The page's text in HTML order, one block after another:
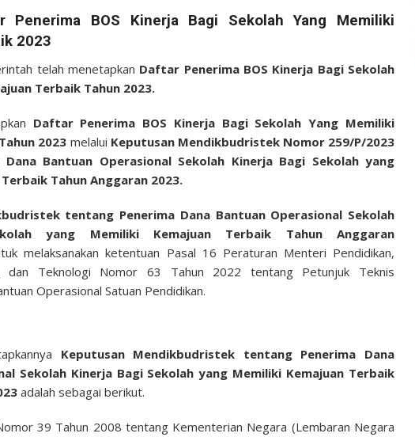
Penerima BOS Kinerja Bagi Sekolah Yang Memiliki
2023
telah menetapkan Daftar Penerima BOS Kinerja Bagi Sekolah
Terbaik Tahun 2023.
Daftar Penerima BOS Kinerja Bagi Sekolah Yang Memiliki
2023 melalui Keputusan Mendikbudristek Nomor 259/P/2023
Bantuan Operasional Sekolah Kinerja Bagi Sekolah yang
Tahun Anggaran 2023.
tentang Penerima Dana Bantuan Operasional Sekolah
yang Memiliki Kemajuan Terbaik Tahun Anggaran
melaksanakan ketentuan Pasal 16 Peraturan Menteri Pendidikan,
dan Teknologi Nomor 63 Tahun 2022 tentang Petunjuk Teknis
Operasional Satuan Pendidikan.
Keputusan Mendikbudristek tentang Penerima Dana
Sekolah Kinerja Bagi Sekolah yang Memiliki Kemajuan Terbaik
adalah sebagai berikut.
39 Tahun 2008 tentang Kementerian Negara (Lembaran Negara